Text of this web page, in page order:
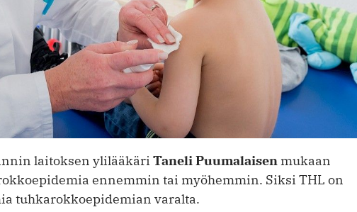
laitoksen ylilääkäri Taneli Puumalaisen mukaan
ennemmin tai myöhemmin. Siksi THL on
tuhkarokkoepidemian varalta.